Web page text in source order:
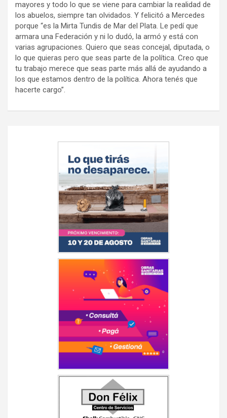
mayores y todo lo que se viene para cambiar la realidad de
los abuelos, siempre tan olvidados. Y felicitó a Mercedes
porque “es la Mirta Tundis de Mar del Plata. Le pedí que
armara una Federación y ni lo dudó, la armó y está con
varias agrupaciones. Quiero que seas concejal, diputada, o
lo que quieras pero que seas parte de la política. Creo que
tu trabajo merece que seas parte más allá de ayudando a
los que estamos dentro de la política. Ahora tenés que
hacerte cargo”.